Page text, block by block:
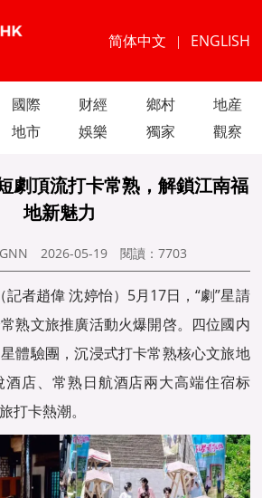
简体中文 | ENGLISH
國際 财經 鄉村
地産
地市 娛樂 獨家 觀察
劇頂流打卡常熟，解鎖江南福
地新魅力
2026-05-19 閱讀： 7703
記者趙偉 沈婷怡）5月17日，“劇”星請
熟文旅推廣活動火爆開啓。四位國内
體驗團，沉浸式打卡常熟核心文旅地
店、常熟日航酒店兩大高端住宿标
打卡熱潮。